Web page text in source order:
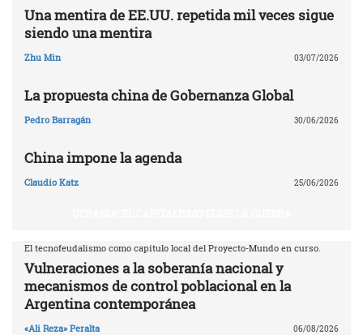
Una mentira de EE.UU. repetida mil veces sigue
siendo una mentira
Zhu Min 03/07/2026
La propuesta china de Gobernanza Global
Pedro Barragán 30/06/2026
China impone la agenda
Claudio Katz 25/06/2026
El tecnofeudalismo como capítulo local del Proyecto-Mundo en curso.
Vulneraciones a la soberanía nacional y
mecanismos de control poblacional en la
Argentina contemporánea
«Ali Reza» Peralta 06/08/2026